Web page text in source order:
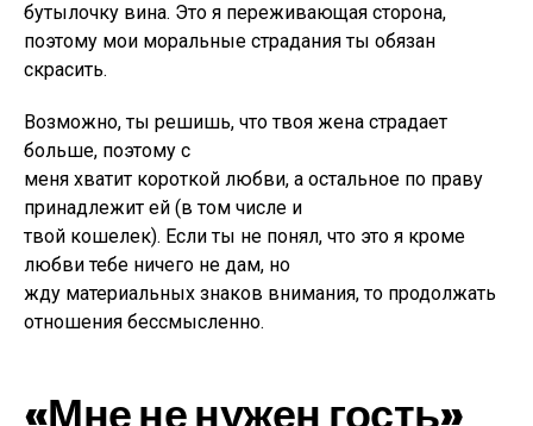
бутылочку вина. Это я переживающая сторона,
поэтому мои моральные страдания ты обязан
скрасить.
Возможно, ты решишь, что твоя жена страдает
больше, поэтому с
меня хватит короткой любви, а остальное по праву
принадлежит ей (в том числе и
твой кошелек). Если ты не понял, что это я кроме
любви тебе ничего не дам, но
жду материальных знаков внимания, то продолжать
отношения бессмысленно.